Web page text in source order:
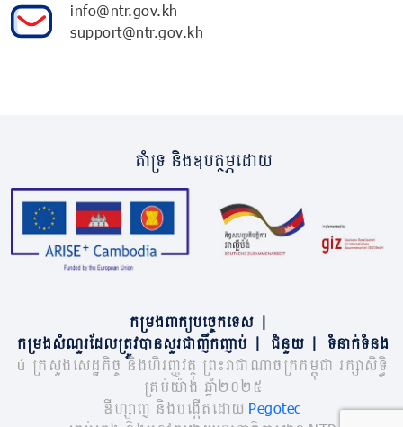
info@ntr.gov.kh
support@ntr.gov.kh
គាំទ្រ និងឧបត្ថម្ភដោយ
កម្រងពាក្យបច្ចេកទេស
|
កម្រងសំណួរដែលត្រូវបានសួរជាញឹកញាប់
| ជំនួយ |
ទំនាក់ទំនង
© ក្រសួងសេដ្ឋកិច្ច និងហិរញ្ញវត្ថុ ព្រះរាជាណាចក្រកម្ពុជា រក្សាសិទ្ធិ
គ្រប់យ៉ាង ឆ្នាំ២០២៥
ឌីហ្សាញ និងបង្កើតដោយ Pegotec